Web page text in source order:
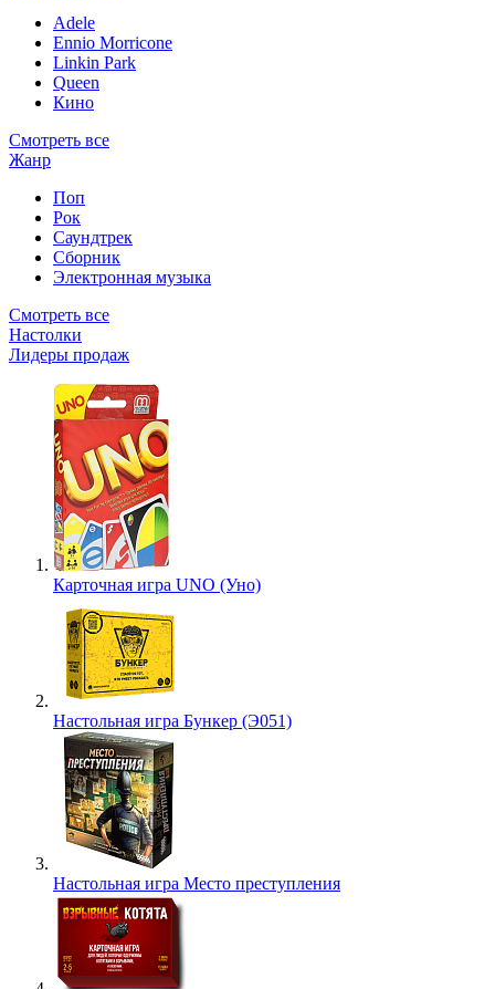
Adele
Ennio Morricone
Linkin Park
Queen
Кино
Смотреть все
Жанр
Поп
Рок
Саундтрек
Сборник
Электронная музыка
Смотреть все
Настолки
Лидеры продаж
Карточная игра UNO (Уно)
Настольная игра Бункер (Э051)
Настольная игра Место преступления